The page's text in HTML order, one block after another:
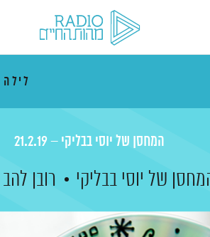
המחסן של יוסי בבליקי – 21.2.19
של יוסי בבליקי רובן להב